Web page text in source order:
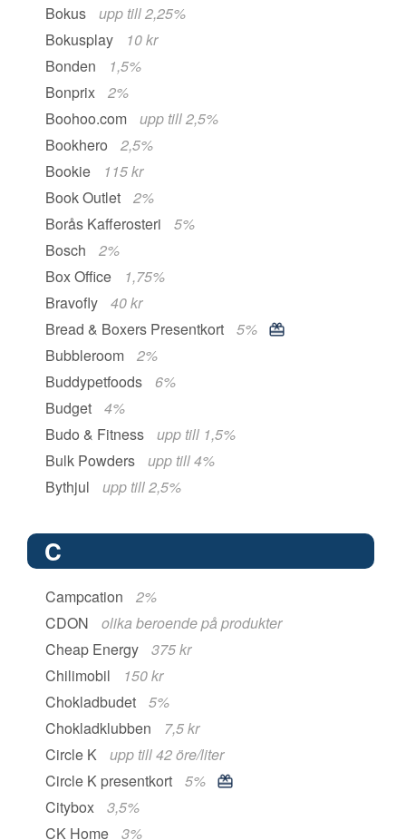
Bokus
upp till 2,25%
Bokusplay
10 kr
Bonden
1,5%
Bonprix
2%
Boohoo.com
upp till 2,5%
Bookhero
2,5%
Bookie
115 kr
Book Outlet
2%
Borås Kafferosteri
5%
Bosch
2%
Box Office
1,75%
Bravofly
40 kr
Bread & Boxers Presentkort
5%
Bubbleroom
2%
Buddypetfoods
6%
Budget
4%
Budo & Fitness
upp till 1,5%
Bulk Powders
upp till 4%
Bythjul
upp till 2,5%
C
Campcation
2%
CDON
olika beroende på produkter
Cheap Energy
375 kr
Chilimobil
150 kr
Chokladbudet
5%
Chokladklubben
7,5 kr
Circle K
upp till 42 öre/liter
Circle K presentkort
5%
Citybox
3,5%
CK Home
3%